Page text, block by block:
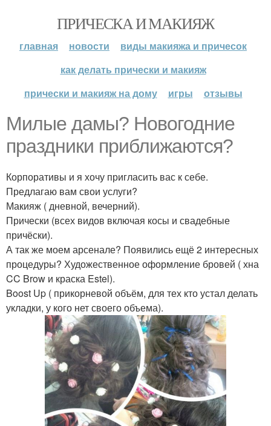
ПРИЧЕСКА И МАКИЯЖ
главная новости
виды макияжа и причесок
как делать прически и макияж
прически и макияж на дому
игры отзывы
Милые дамы? Новогодние
праздники приближаются?
Корпоративы и я хочу пригласить вас к себе.
Предлагаю вам свои услуги?
Макияж ( дневной, вечерний).
Прически (всех видов включая косы и свадебные
причёски).
А так же моем арсенале? Появились ещё 2 интересных
процедуры? Художественное оформление бровей ( хна
CC Brow и краска Estel).
Boost Up ( прикорневой объём, для тех кто устал делать
укладки, у кого нет своего объема).